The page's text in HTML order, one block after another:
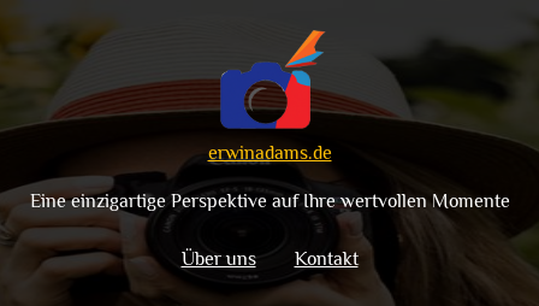
erwinadams.de
Eine einzigartige Perspektive auf Ihre wertvollen Momente
Über uns Kontakt